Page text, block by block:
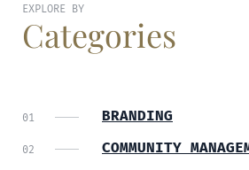
EXPLORE BY
Categories
BRANDING
COMMUNITY